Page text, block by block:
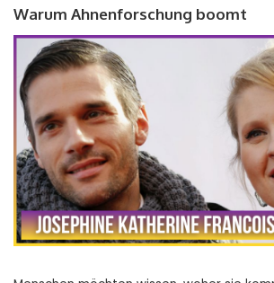
Warum Ahnenforschung boomt